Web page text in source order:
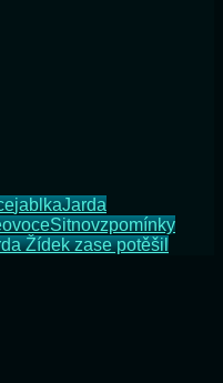
jablkaJarda
ovoceSitnovzpomínky
Žídek zase potěšil